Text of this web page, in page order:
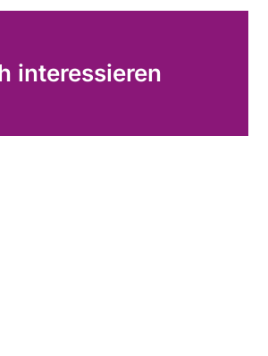
interessieren